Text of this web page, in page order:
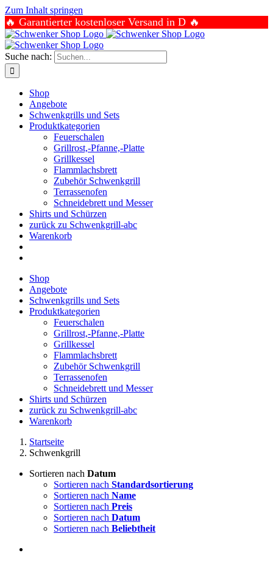
Zum Inhalt springen
🔥 Garantierter kostenloser Versand in D 🔥
Suche nach:
Shop
Angebote
Schwenkgrills und Sets
Produktkategorien
Feuerschalen
Grillrost,-Pfanne,-Platte
Grillkessel
Flammlachsbrett
Zubehör Schwenkgrill
Terrassenofen
Schneidebrett und Messer
Shirts und Schürzen
zurück zu Schwenkgrill-abc
Warenkorb
Shop
Angebote
Schwenkgrills und Sets
Produktkategorien
Feuerschalen
Grillrost,-Pfanne,-Platte
Grillkessel
Flammlachsbrett
Zubehör Schwenkgrill
Terrassenofen
Schneidebrett und Messer
Shirts und Schürzen
zurück zu Schwenkgrill-abc
Warenkorb
Startseite
Schwenkgrill
Sortieren nach Datum
Sortieren nach Standardsortierung
Sortieren nach Name
Sortieren nach Preis
Sortieren nach Datum
Sortieren nach Beliebtheit